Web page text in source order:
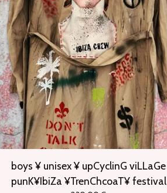
boys ¥ unisex ¥ upCyclinG viLLaGe
punK¥IbiZa ¥TrenChcoaT¥ festival